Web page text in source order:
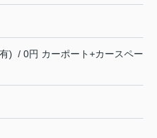
) / 0円 カーポート+カースペー